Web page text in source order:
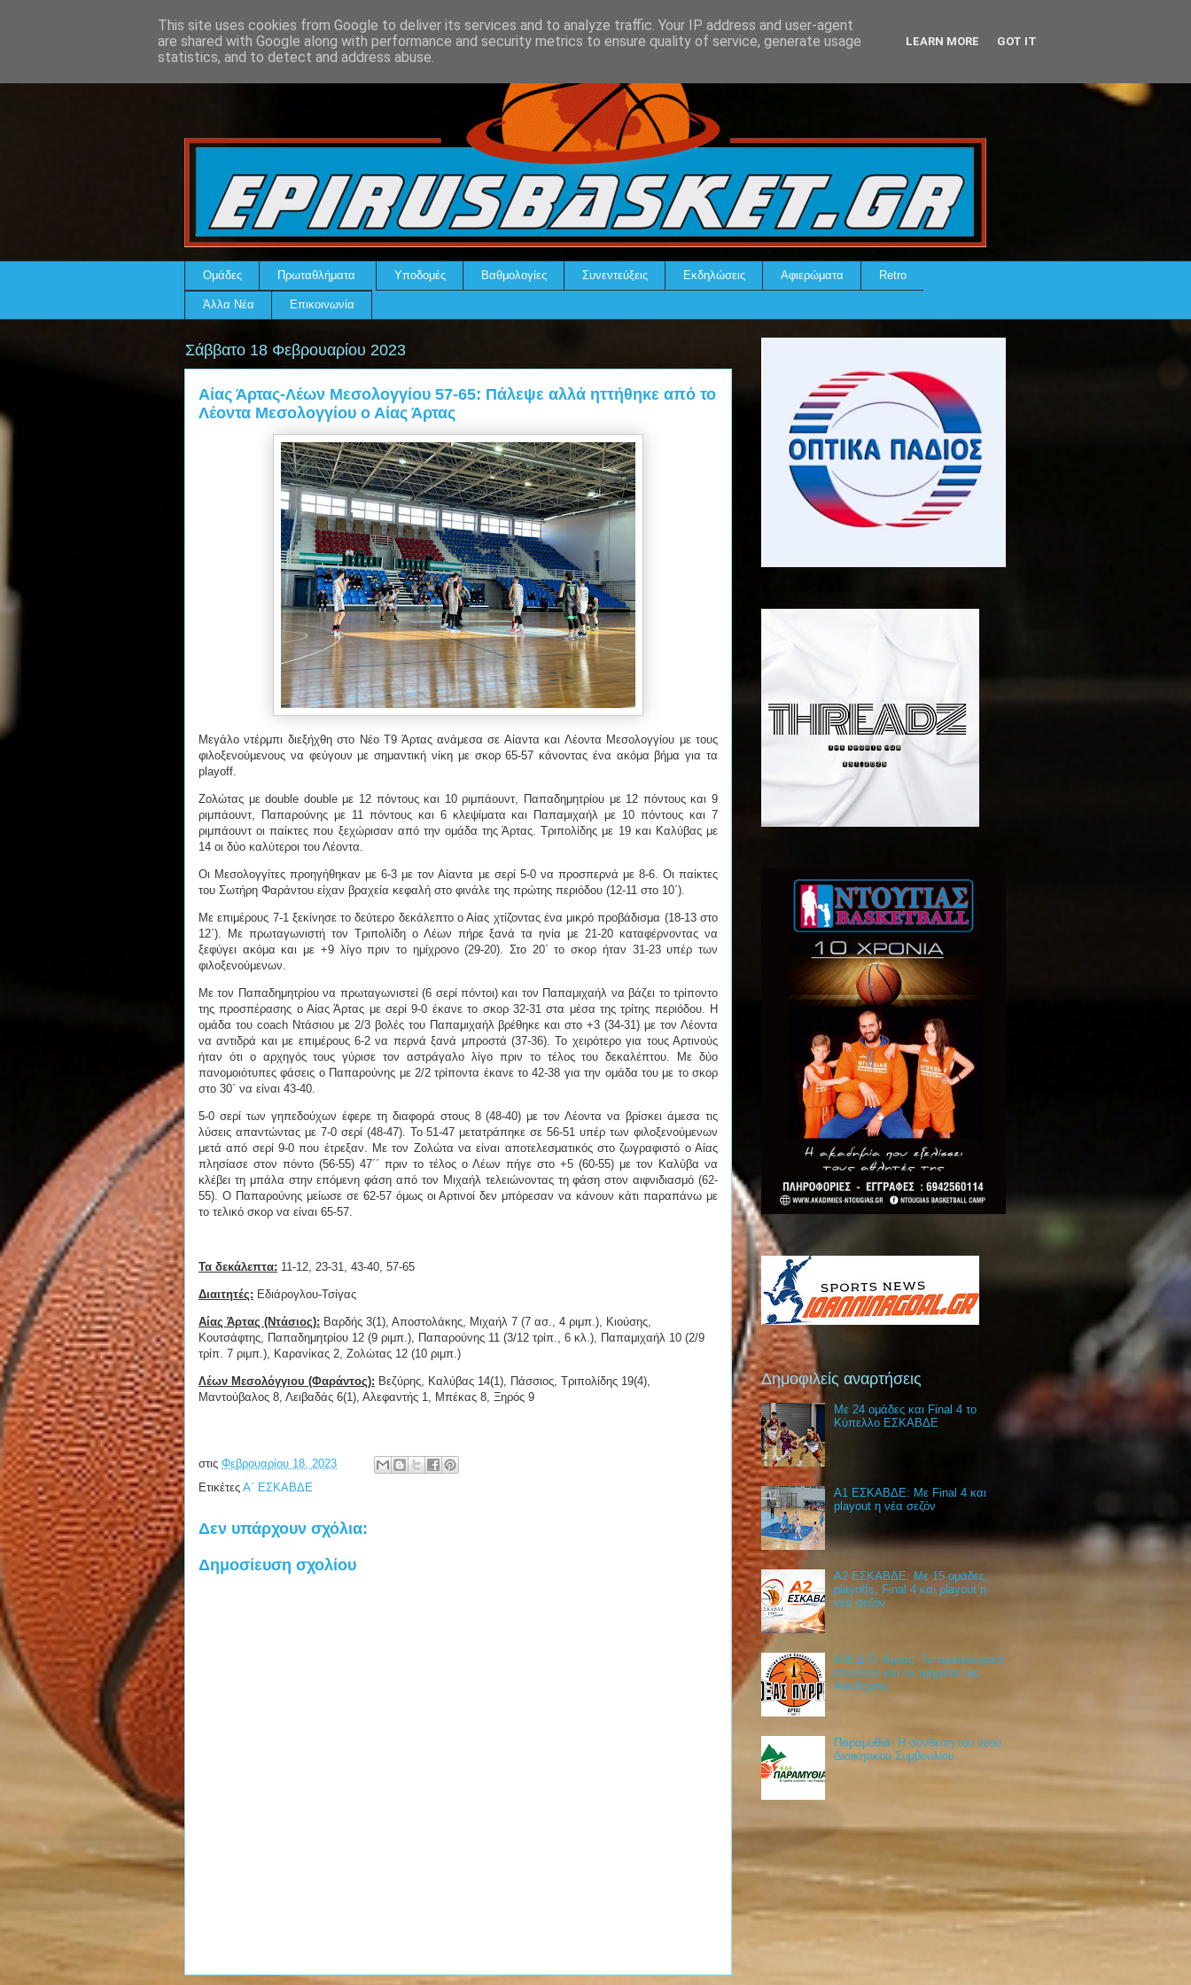
Ομάδες Πρωταθλήματα Υποδομές Βαθμολογίες Συνεντεύξεις Εκδηλώσεις Αφιερώματα Retro
Άλλα Νέα Επικοινωνία
Σάββατο 18 Φεβρουαρίου 2023
Αίας Άρτας-Λέων Μεσολογγίου 57-65: Πάλεψε αλλά ηττήθηκε από το
Λέοντα Μεσολογγίου ο Αίας Άρτας
Μεγάλο ντέρμπι διεξήχθη στο Νέο Τ9 Άρτας ανάμεσα σε Αίαντα και Λέοντα Μεσολογγίου με τους
φιλοξενούμενους να φεύγουν με σημαντική νίκη με σκορ 65-57 κάνοντας ένα ακόμα βήμα για τα
playoff.
Ζολώτας με double double με 12 πόντους και 10 ριμπάουντ, Παπαδημητρίου με 12 πόντους και 9
ριμπάουντ, Παπαρούνης με 11 πόντους και 6 κλεψίματα και Παπαμιχαήλ με 10 πόντους και 7
ριμπάουντ οι παίκτες που ξεχώρισαν από την ομάδα της Άρτας. Τριπολίδης με 19 και Καλύβας με
14 οι δύο καλύτεροι του Λέοντα.
Οι Μεσολογγίτες προηγήθηκαν με 6-3 με τον Αίαντα με σερί 5-0 να προσπερνά με 8-6. Οι παίκτες
του Σωτήρη Φαράντου είχαν βραχεία κεφαλή στο φινάλε της πρώτης περιόδου (12-11 στο 10΄).
Με επιμέρους 7-1 ξεκίνησε το δεύτερο δεκάλεπτο ο Αίας χτίζοντας ένα μικρό προβάδισμα (18-13 στο
12΄). Με πρωταγωνιστή τον Τριπολίδη ο Λέων πήρε ξανά τα ηνία με 21-20 καταφέρνοντας να
ξεφύγει ακόμα και με +9 λίγο πριν το ημίχρονο (29-20). Στο 20΄ το σκορ ήταν 31-23 υπέρ των
φιλοξενούμενων.
Με τον Παπαδημητρίου να πρωταγωνιστεί (6 σερί πόντοι) και τον Παπαμιχαήλ να βάζει το τρίποντο
της προσπέρασης ο Αίας Άρτας με σερί 9-0 έκανε το σκορ 32-31 στα μέσα της τρίτης περιόδου. Η
ομάδα του coach Ντάσιου με 2/3 βολές του Παπαμιχαήλ βρέθηκε και στο +3 (34-31) με τον Λέοντα
να αντιδρά και με επιμέρους 6-2 να περνά ξανά μπροστά (37-36). Το χειρότερο για τους Αρτινούς
ήταν ότι ο αρχηγός τους γύρισε τον αστράγαλο λίγο πριν το τέλος του δεκαλέπτου. Με δύο
πανομοιότυπες φάσεις ο Παπαρούνης με 2/2 τρίποντα έκανε το 42-38 για την ομάδα του με το σκορ
στο 30΄ να είναι 43-40.
5-0 σερί των γηπεδούχων έφερε τη διαφορά στους 8 (48-40) με τον Λέοντα να βρίσκει άμεσα τις
λύσεις απαντώντας με 7-0 σερί (48-47). Το 51-47 μετατράπηκε σε 56-51 υπέρ των φιλοξενούμενων
μετά από σερί 9-0 που έτρεξαν. Με τον Ζολώτα να είναι αποτελεσματικός στο ζωγραφιστό ο Αίας
πλησίασε στον πόντο (56-55) 47΄΄ πριν το τέλος ο Λέων πήγε στο +5 (60-55) με τον Καλύβα να
κλέβει τη μπάλα στην επόμενη φάση από τον Μιχαήλ τελειώνοντας τη φάση στον αιφνιδιασμό (62-
55). Ο Παπαρούνης μείωσε σε 62-57 όμως οι Αρτινοί δεν μπόρεσαν να κάνουν κάτι παραπάνω με
το τελικό σκορ να είναι 65-57.
Τα δεκάλεπτα: 11-12, 23-31, 43-40, 57-65
Διαιτητές: Εδιάρογλου-Τσίγας
Αίας Άρτας (Ντάσιος): Βαρδής 3(1), Αποστολάκης, Μιχαήλ 7 (7 ασ., 4 ριμπ.), Κιούσης,
Κουτσάφτης, Παπαδημητρίου 12 (9 ριμπ.), Παπαρούνης 11 (3/12 τρίπ., 6 κλ.), Παπαμιχαήλ 10 (2/9
τρίπ. 7 ριμπ.), Καρανίκας 2, Ζολώτας 12 (10 ριμπ.)
Λέων Μεσολόγγιου (Φαράντος): Βεζύρης, Καλύβας 14(1), Πάσσιος, Τριπολίδης 19(4),
Μαντούβαλος 8, Λειβαδάς 6(1), Αλεφαντής 1, Μπέκας 8, Ξηρός 9
στις Φεβρουαρίου 18, 2023
Ετικέτες Α΄ ΕΣΚΑΒΔΕ
Δεν υπάρχουν σχόλια:
Δημοσίευση σχολίου
Δημοφιλείς αναρτήσεις
Με 24 ομάδες και Final 4 το
Κύπελλο ΕΣΚΑΒΔΕ
Α1 ΕΣΚΑΒΔΕ: Με Final 4 και
playout η νέα σεζόν
Α2 ΕΣΚΑΒΔΕ: Με 15 ομάδες,
playoffs, Final 4 και playout η
νέα σεζόν
Α.Ε.Δ.Π. Άρτας: Το προπονητικό
επιτελείο και τα τμήματα της
Ακαδημίας
Παραμυθιά: Η σύνθεση του νέου
Διοικητικού Συμβουλίου
This site uses cookies from Google to deliver its services and to analyze traffic. Your IP address and user-agent
are shared with Google along with performance and security metrics to ensure quality of service, generate usage
statistics, and to detect and address abuse.
LEARN MORE GOT IT